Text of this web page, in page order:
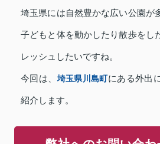
埼玉県には自然豊かな広い公園が
子どもと体を動かしたり散歩をし
レッシュしたいですね。
今回は、 埼玉県川島町にある外出
紹介します。